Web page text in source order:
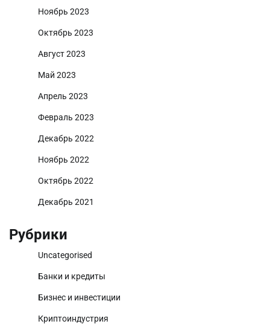
Ноябрь 2023
Октябрь 2023
Август 2023
Май 2023
Апрель 2023
Февраль 2023
Декабрь 2022
Ноябрь 2022
Октябрь 2022
Декабрь 2021
Рубрики
Uncategorised
Банки и кредиты
Бизнес и инвестиции
Криптоиндустрия